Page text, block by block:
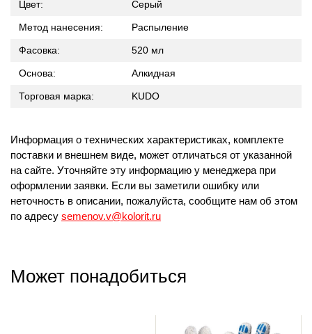
Цвет: Серый
Метод нанесения: Распыление
Фасовка: 520 мл
Основа: Алкидная
Торговая марка: KUDO
Информация о технических характеристиках, комплекте
поставки и внешнем виде, может отличаться от указанной
на сайте. Уточняйте эту информацию у менеджера при
оформлении заявки. Если вы заметили ошибку или
неточность в описании, пожалуйста, сообщите нам об этом
по адресу semenov.v@kolorit.ru
Может понадобиться